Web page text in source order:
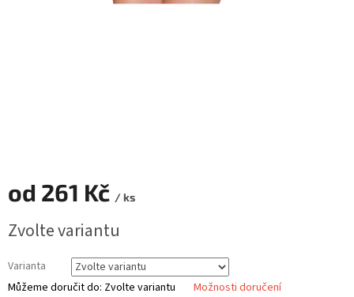
od 261 Kč / ks
cena:
Zvolte variantu
Varianta
Můžeme doručit do: Zvolte variantu Možnosti doručení